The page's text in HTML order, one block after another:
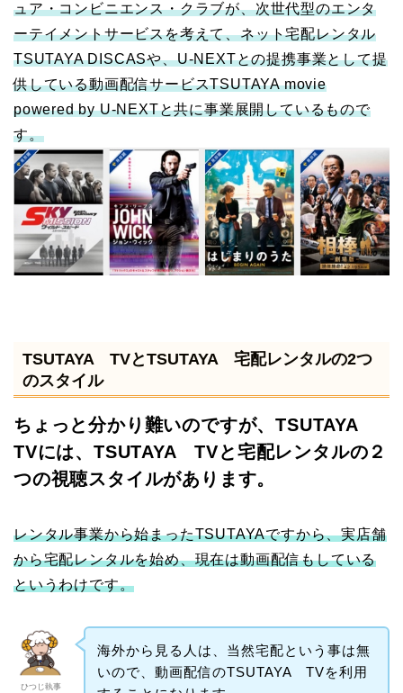
ュア・コンビニエンス・クラブが、次世代型のエンタ
ーテイメントサービスを考えて、ネット宅配レンタル
TSUTAYA DISCASや、U-NEXTとの提携事業として提
供している動画配信サービスTSUTAYA movie
powered by U-NEXTと共に事業展開しているもので
す。
TSUTAYA TVとTSUTAYA 宅配レンタルの2つ
のスタイル
ちょっと分かり難いのですが、TSUTAYA
TVには、TSUTAYA TVと宅配レンタルの２
つの視聴スタイルがあります。
レンタル事業から始まったTSUTAYAですから、実店舗
から宅配レンタルを始め、現在は動画配信もしている
というわけです。
ひつじ執事
海外から見る人は、当然宅配という事は無
いので、動画配信のTSUTAYA TVを利用